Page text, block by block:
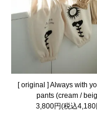
[ original ] Always with
pants (cream /
3,800円(税込4,180